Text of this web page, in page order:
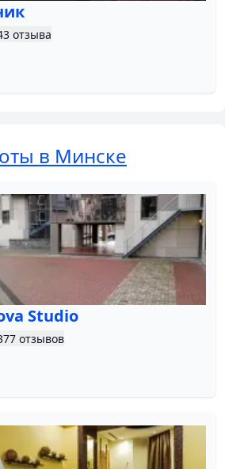
отзыва
в Минске
Studio
отзывов